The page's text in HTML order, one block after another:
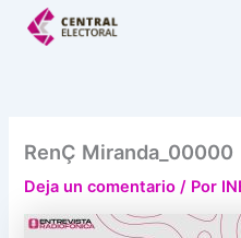
RenÇ Miranda_00000
Deja un comentario / Por